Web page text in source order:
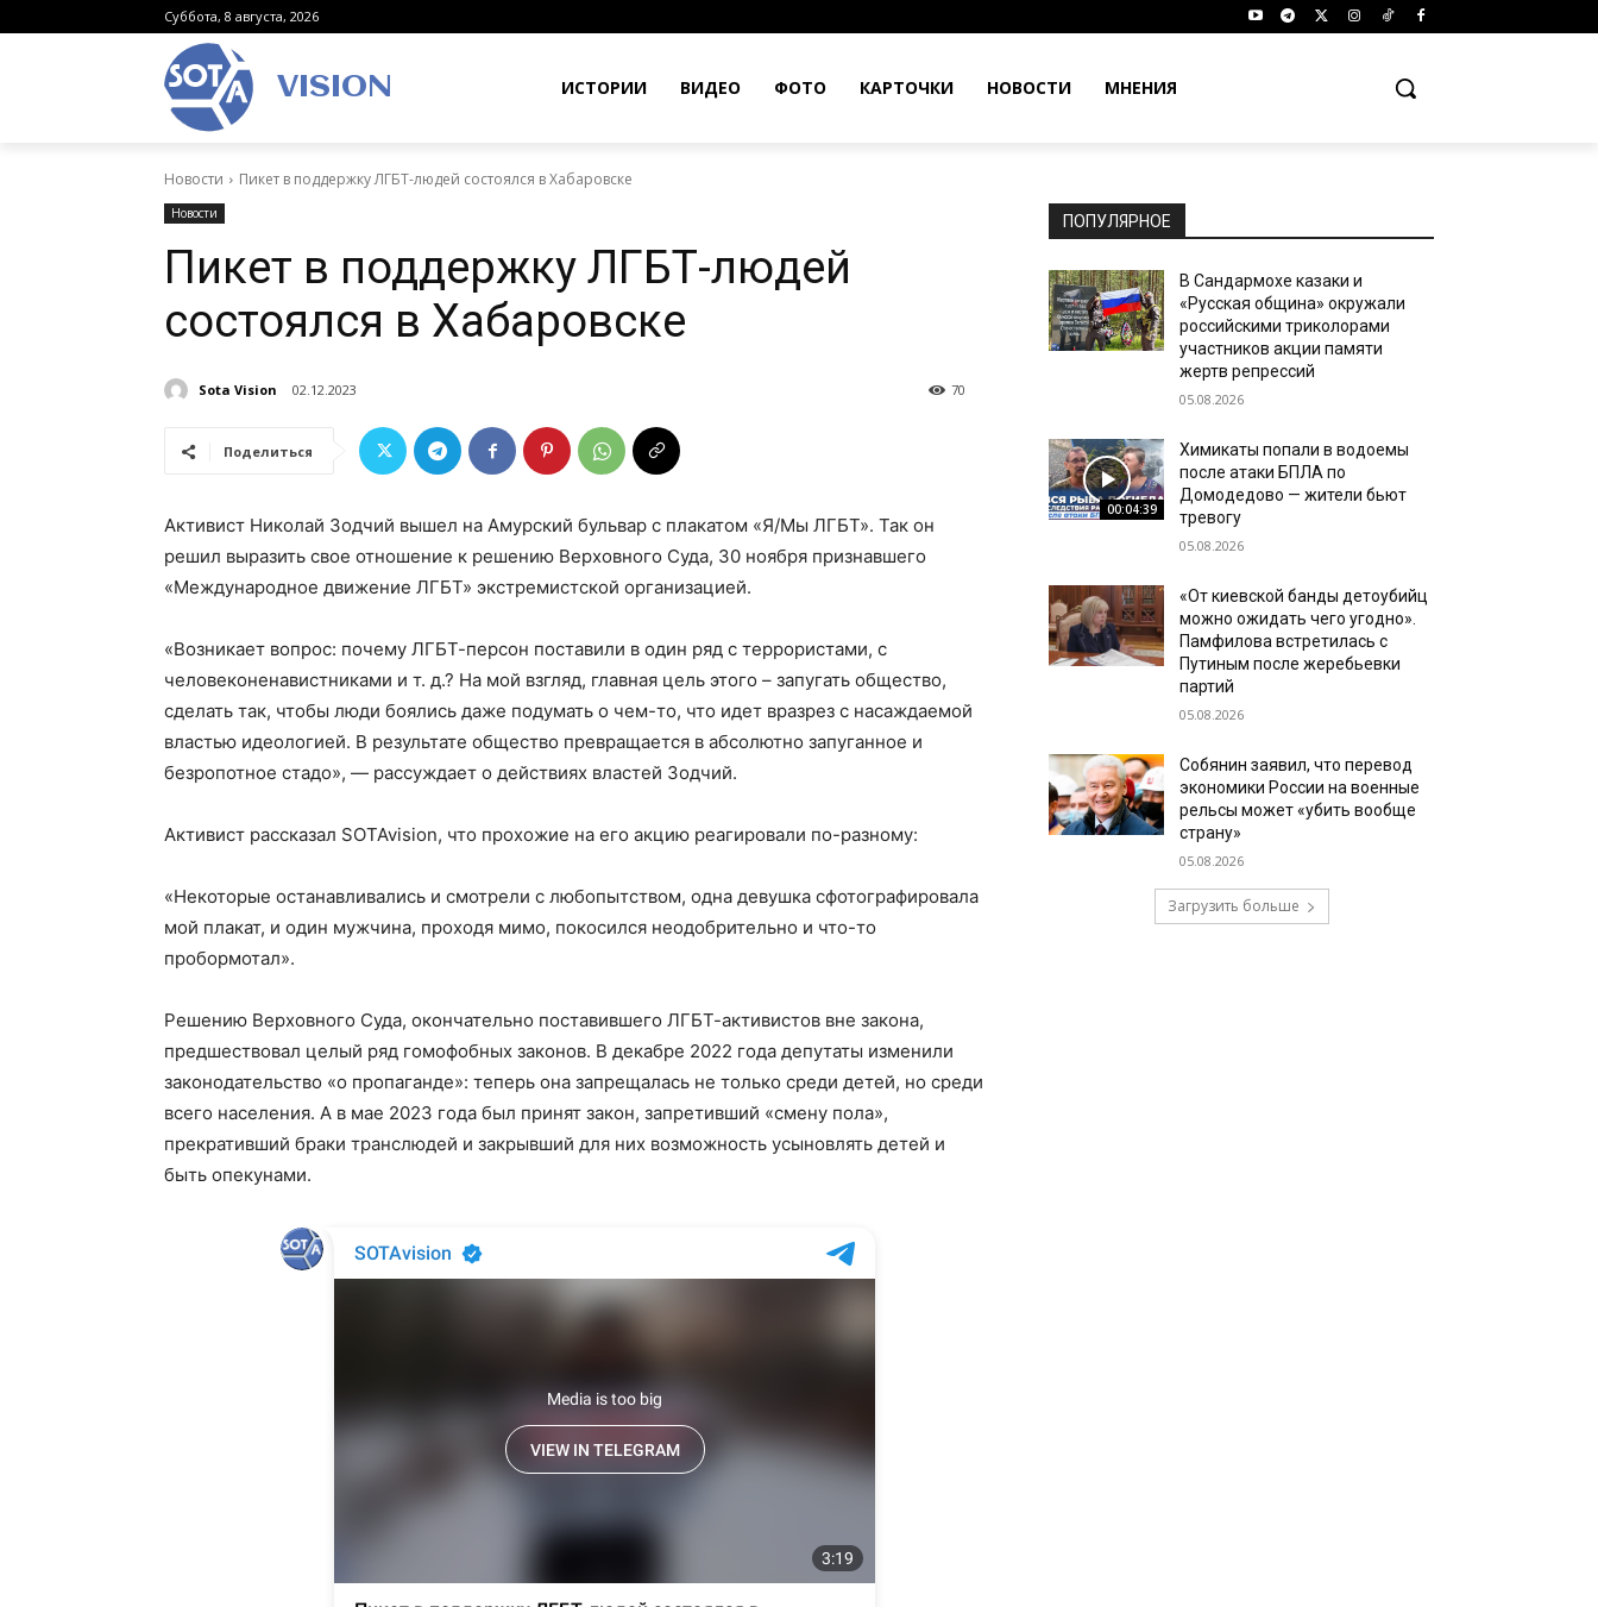
Суббота, 8 августа, 2026
VISION ИСТОРИИ ВИДЕО ФОТО КАРТОЧКИ НОВОСТИ МНЕНИЯ
Новости Пикет в поддержку ЛГБТ-людей состоялся в Хабаровске
Новости
Пикет в поддержку ЛГБТ-людей
состоялся в Хабаровске
Sota Vision 02.12.2023 70
Поделиться
Активист Николай Зодчий вышел на Амурский бульвар с плакатом «Я/Мы ЛГБТ». Так он
решил выразить свое отношение к решению Верховного Суда, 30 ноября признавшего
«Международное движение ЛГБТ» экстремистской организацией.
«Возникает вопрос: почему ЛГБТ-персон поставили в один ряд с террористами, с
человеконенавистниками и т. д.? На мой взгляд, главная цель этого – запугать общество,
сделать так, чтобы люди боялись даже подумать о чем-то, что идет вразрез с насаждаемой
властью идеологией. В результате общество превращается в абсолютно запуганное и
безропотное стадо», — рассуждает о действиях властей Зодчий.
Активист рассказал SOTAvision, что прохожие на его акцию реагировали по-разному:
«Некоторые останавливались и смотрели с любопытством, одна девушка сфотографировала
мой плакат, и один мужчина, проходя мимо, покосился неодобрительно и что-то
пробормотал».
Решению Верховного Суда, окончательно поставившего ЛГБТ-активистов вне закона,
предшествовал целый ряд гомофобных законов. В декабре 2022 года депутаты изменили
законодательство «о пропаганде»: теперь она запрещалась не только среди детей, но среди
всего населения. А в мае 2023 года был принят закон, запретивший «смену пола»,
прекративший браки транслюдей и закрывший для них возможность усыновлять детей и
быть опекунами.
ПОПУЛЯРНОЕ
В Сандармохе казаки и
«Русская община» окружали
российскими триколорами
участников акции памяти
жертв репрессий
05.08.2026
00:04:39
Химикаты попали в водоемы
после атаки БПЛА по
Домодедово — жители бьют
тревогу
05.08.2026
«От киевской банды детоубийц
можно ожидать чего угодно».
Памфилова встретилась с
Путиным после жеребьевки
партий
05.08.2026
Собянин заявил, что перевод
экономики России на военные
рельсы может «убить вообще
страну»
05.08.2026
Загрузить больше